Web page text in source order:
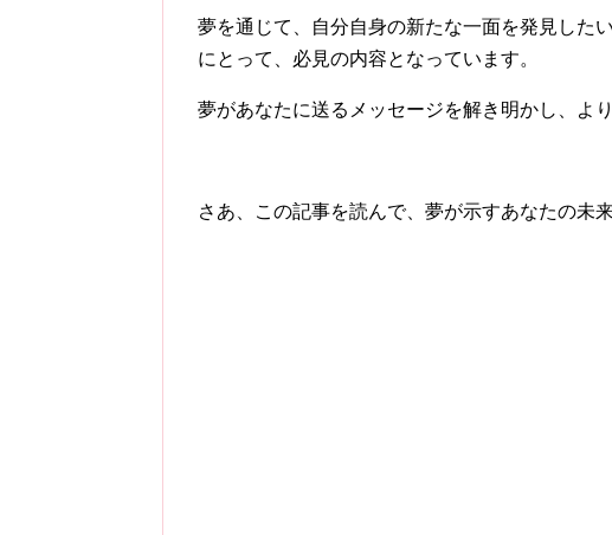
夢を通じて、自分自身の新たな一面を発見した
にとって、必見の内容となっています。
夢があなたに送るメッセージを解き明かし、よ
さあ、この記事を読んで、夢が示すあなたの未